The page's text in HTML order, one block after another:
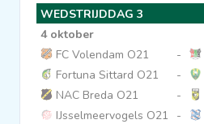
Wedstrijden
Statistieken
Voetbalpiramide
WEDSTRIJDDAG 3
4 oktober
FC Volendam O21
-
Fortuna Sittard O21
-
NAC Breda O21
-
IJsselmeervogels O21
-